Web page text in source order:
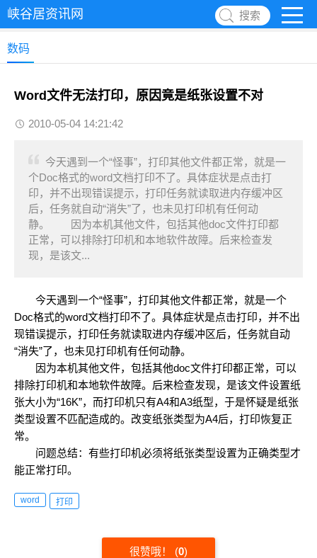
峡谷居资讯网 搜索
数码
Word文件无法打印，原因竟是纸张设置不对
2010-05-04 14:21:42
今天遇到一个“怪事”，打印其他文件都正常，就是一
个Doc格式的word文档打印不了。具体症状是点击打
印，并不出现错误提示，打印任务就读取进内存缓冲区
后，任务就自动“消失”了，也未见打印机有任何动
静。 因为本机其他文件，包括其他doc文件打印都
正常，可以排除打印机和本地软件故障。后来检查发
现，是该文...
今天遇到一个“怪事”，打印其他文件都正常，就是一个
Doc格式的word文档打印不了。具体症状是点击打印，并不出
现错误提示，打印任务就读取进内存缓冲区后，任务就自动
“消失”了，也未见打印机有任何动静。
因为本机其他文件，包括其他doc文件打印都正常，可以
排除打印机和本地软件故障。后来检查发现，是该文件设置纸
张大小为“16K”，而打印机只有A4和A3纸型，于是怀疑是纸张
类型设置不匹配造成的。改变纸张类型为A4后，打印恢复正
常。
问题总结：有些打印机必须将纸张类型设置为正确类型才
能正常打印。
word 打印
很赞哦！ (0)